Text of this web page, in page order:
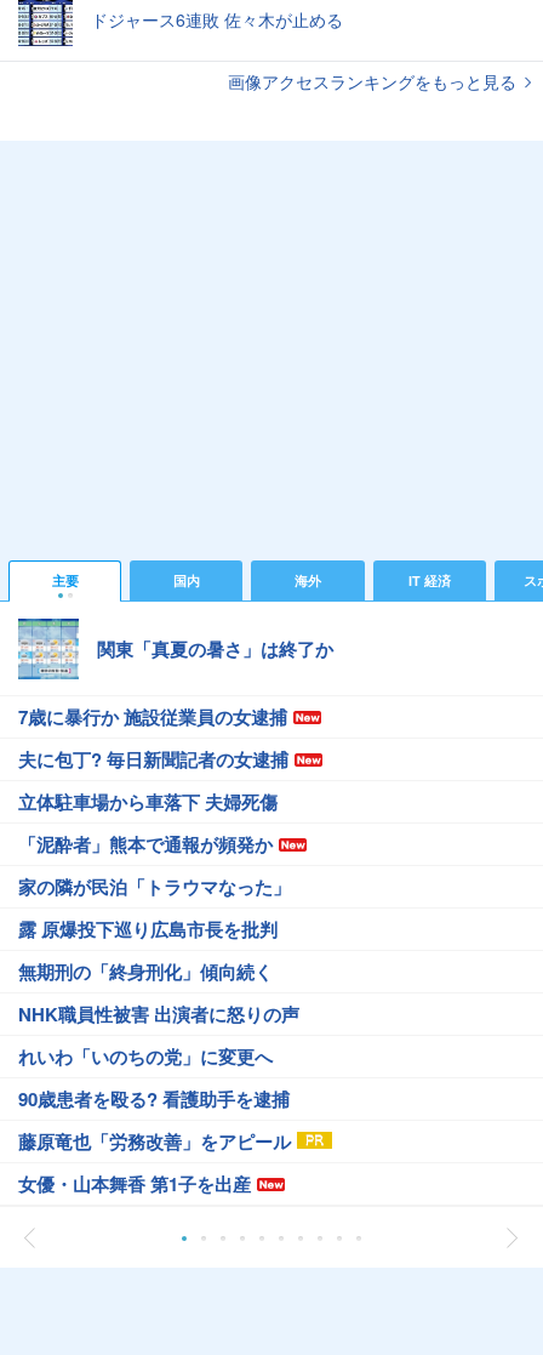
ドジャース6連敗 佐々木が止める
画像アクセスランキングをもっと見る
主要 国内 海外 IT 経済 ス
関東「真夏の暑さ」は終了か
7歳に暴行か 施設従業員の女逮捕
夫に包丁? 毎日新聞記者の女逮捕
立体駐車場から車落下 夫婦死傷
「泥酔者」熊本で通報が頻発か
家の隣が民泊「トラウマなった」
露 原爆投下巡り広島市長を批判
無期刑の「終身刑化」傾向続く
NHK職員性被害 出演者に怒りの声
れいわ「いのちの党」に変更へ
90歳患者を殴る? 看護助手を逮捕
藤原竜也「労務改善」をアピール
女優・山本舞香 第1子を出産